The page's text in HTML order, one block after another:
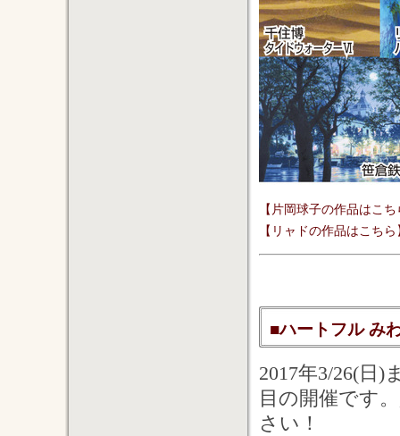
【片岡球子の作品はこち
【リャドの作品はこちら
■ハートフル
2017年3/26(日
目の開催です
さい！